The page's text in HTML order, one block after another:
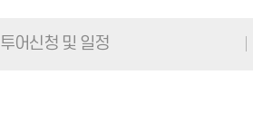
투어신청 및 일정